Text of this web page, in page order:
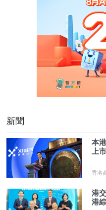
新聞
本
上
香港
港交
港